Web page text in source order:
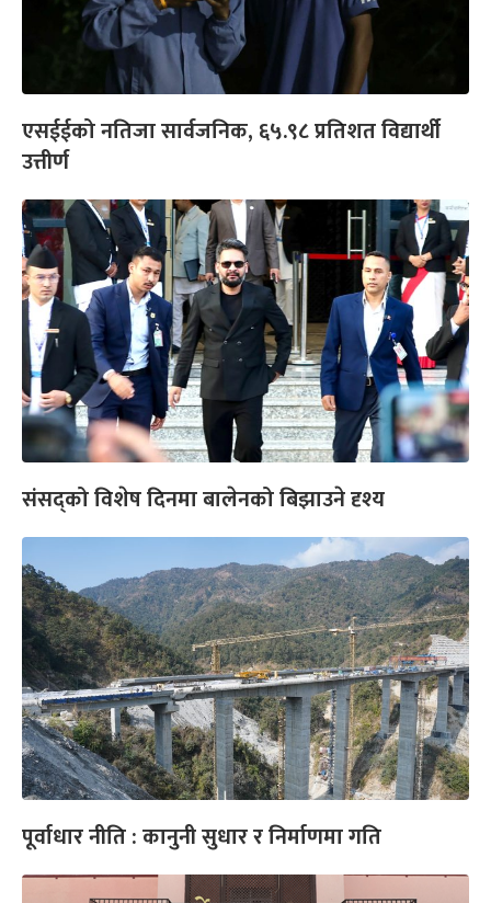
एसईईको नतिजा सार्वजनिक, ६५.९८ प्रतिशत विद्यार्थी
उत्तीर्ण
संसद्को विशेष दिनमा बालेनको बिझाउने दृश्य
पूर्वाधार नीति : कानुनी सुधार र निर्माणमा गति